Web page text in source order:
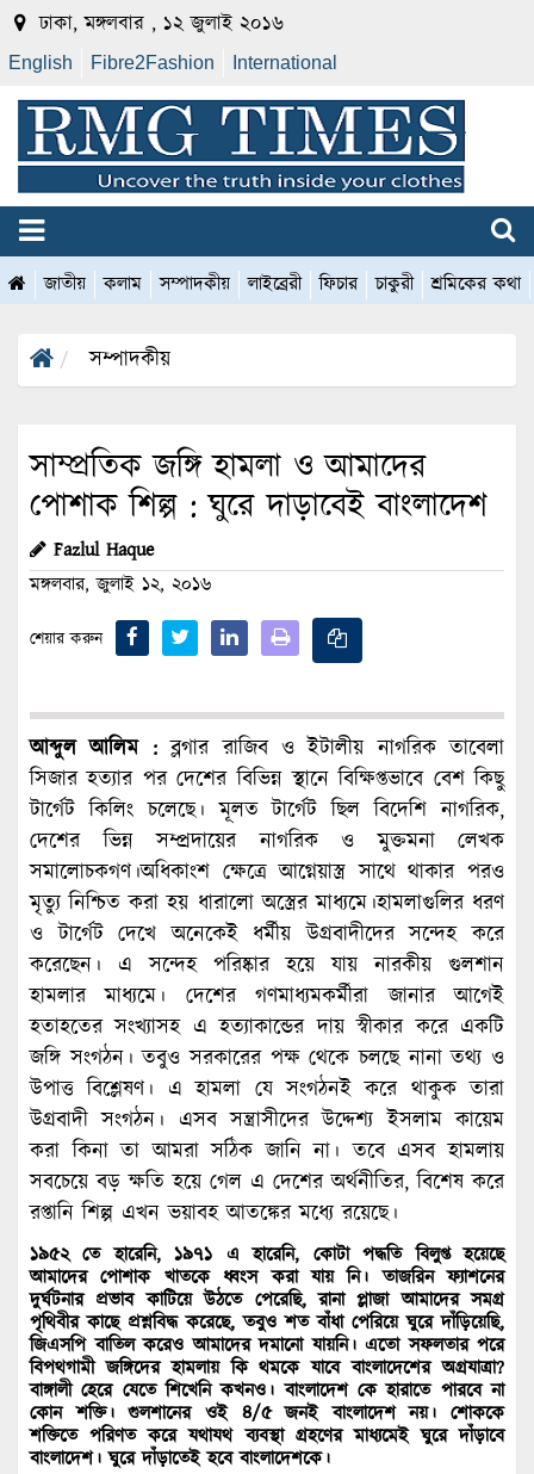
ঢাকা, মঙ্গলবার , ১২ জুলাই ২০১৬
English Fibre2Fashion International
জাতীয় কলাম সম্পাদকীয় লাইব্রেরী ফিচার চাকুরী শ্রমিকের কথা
সম্পাদকীয়
সাম্প্রতিক জঙ্গি হামলা ও আমাদের
পোশাক শিল্প : ঘুরে দাড়াবেই বাংলাদেশ
Fazlul Haque
মঙ্গলবার, জুলাই ১২, ২০১৬
শেয়ার করুন
আব্দুল আলিম :ব্লগার রাজিব ও ইটালীয় নাগরিক তাবেলা
সিজার হত্যার পর দেশের বিভিন্ন স্থানে বিক্ষিপ্তভাবে বেশ কিছু
টার্গেট কিলিং চলেছে। মূলত টার্গেট ছিল বিদেশি নাগরিক,
দেশের ভিন্ন সম্প্রদায়ের নাগরিক ও মুক্তমনা লেখক
সমালোচকগণ।অধিকাংশ ক্ষেত্রে আগ্নেয়াস্ত্র সাথে থাকার পরও
মৃত্যু নিশ্চিত করা হয় ধারালো অস্ত্রের মাধ্যমে।হামলাগুলির ধরণ
ও টার্গেট দেখে অনেকেই ধর্মীয় উগ্রবাদীদের সন্দেহ করে
করেছেন। এ সন্দেহ পরিষ্কার হয়ে যায় নারকীয় গুলশান
হামলার মাধ্যমে। দেশের গণমাধ্যমকর্মীরা জানার আগেই
হতাহতের সংখ্যাসহ এ হত্যাকান্ডের দায় স্বীকার করে একটি
জঙ্গি সংগঠন। তবুও সরকারের পক্ষ থেকে চলছে নানা তথ্য ও
উপাত্ত বিশ্লেষণ। এ হামলা যে সংগঠনই করে থাকুক তারা
উগ্রবাদী সংগঠন। এসব সন্ত্রাসীদের উদ্দেশ্য ইসলাম কায়েম
করা কিনা তা আমরা সঠিক জানি না। তবে এসব হামলায়
সবচেয়ে বড় ক্ষতি হয়ে গেল এ দেশের অর্থনীতির, বিশেষ করে
রপ্তানি শিল্প এখন ভয়াবহ আতঙ্কের মধ্যে রয়েছে।
১৯৫২ তে হারেনি, ১৯৭১ এ হারেনি, কোটা পদ্ধতি বিলুপ্ত হয়েছে
আমাদের পোশাক খাতকে ধ্বংস করা যায় নি। তাজরিন ফ্যাশনের
দুর্ঘটনার প্রভাব কাটিয়ে উঠতে পেরেছি, রানা প্লাজা আমাদের সমগ্র
পৃথিবীর কাছে প্রশ্নবিদ্ধ করেছে, তবুও শত বাঁধা পেরিয়ে ঘুরে দাঁড়িয়েছি,
জিএসপি বাতিল করেও আমাদের দমানো যায়নি। এতো সফলতার পরে
বিপথগামী জঙ্গিদের হামলায় কি থমকে যাবে বাংলাদেশের অগ্রযাত্রা?
বাঙ্গালী হেরে যেতে শিখেনি কখনও। বাংলাদেশ কে হারাতে পারবে না
কোন শক্তি। গুলশানের ওই ৪/৫ জনই বাংলাদেশ নয়। শোককে
শক্তিতে পরিণত করে যথাযথ ব্যবস্থা গ্রহণের মাধ্যমেই ঘুরে দাঁড়াবে
বাংলাদেশ। ঘুরে দাঁড়াতেই হবে বাংলাদেশকে।